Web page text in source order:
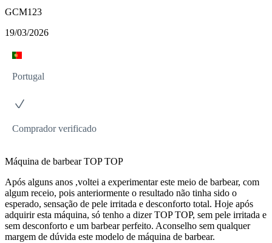
GCM123
19/03/2026
Portugal
Comprador verificado
Máquina de barbear TOP TOP
Após alguns anos ,voltei a experimentar este meio de barbear, com
algum receio, pois anteriormente o resultado não tinha sido o
esperado, sensação de pele irritada e desconforto total. Hoje após
adquirir esta máquina, só tenho a dizer TOP TOP, sem pele irritada e
sem desconforto e um barbear perfeito. Aconselho sem qualquer
margem de dúvida este modelo de máquina de barbear.